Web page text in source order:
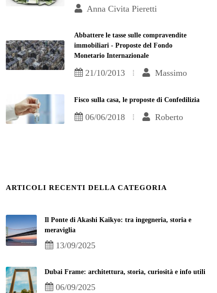
Anna Civita Pieretti
Abbattere le tasse sulle compravendite
immobiliari - Proposte del Fondo
Monetario Internazionale
21/10/2013 Massimo
Fisco sulla casa, le proposte di Confedilizia
06/06/2018 Roberto
ARTICOLI RECENTI DELLA CATEGORIA
Il Ponte di Akashi Kaikyo: tra ingegneria, storia e
meraviglia
13/09/2025
Dubai Frame: architettura, storia, curiosità e info utili
06/09/2025